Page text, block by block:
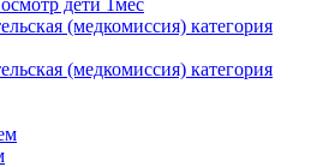
дети 1мес
(медкомиссия) категория
(медкомиссия) категория